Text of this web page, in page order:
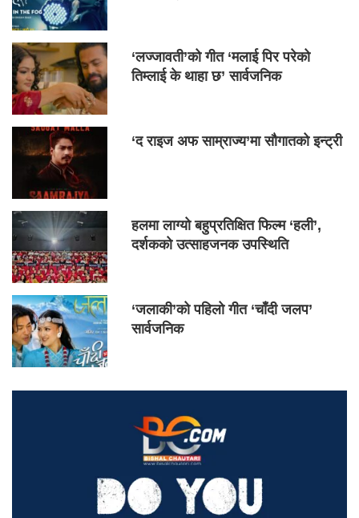
‘लज्जावती’को गीत ‘मलाई पिर परेको
तिम्लाई के थाहा छ’ सार्वजनिक
‘द राइज अफ साम्राज्य’मा सौगातको इन्ट्री
हलमा लाग्यो बहुप्रतिक्षित फिल्म ‘हली’,
दर्शकको उत्साहजनक उपस्थिति
‘जलाकी’को पहिलो गीत ‘चाँदी जलप’
सार्वजनिक